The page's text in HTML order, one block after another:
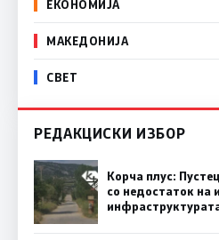
ЕКОНОМИЈА
МАКЕДОНИЈА
СВЕТ
РЕДАКЦИСКИ ИЗБОР
Корча плус:
со недостаток на